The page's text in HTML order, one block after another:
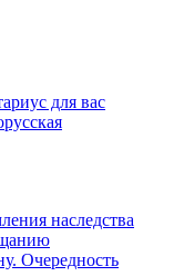
для вас
наследства
Очередность